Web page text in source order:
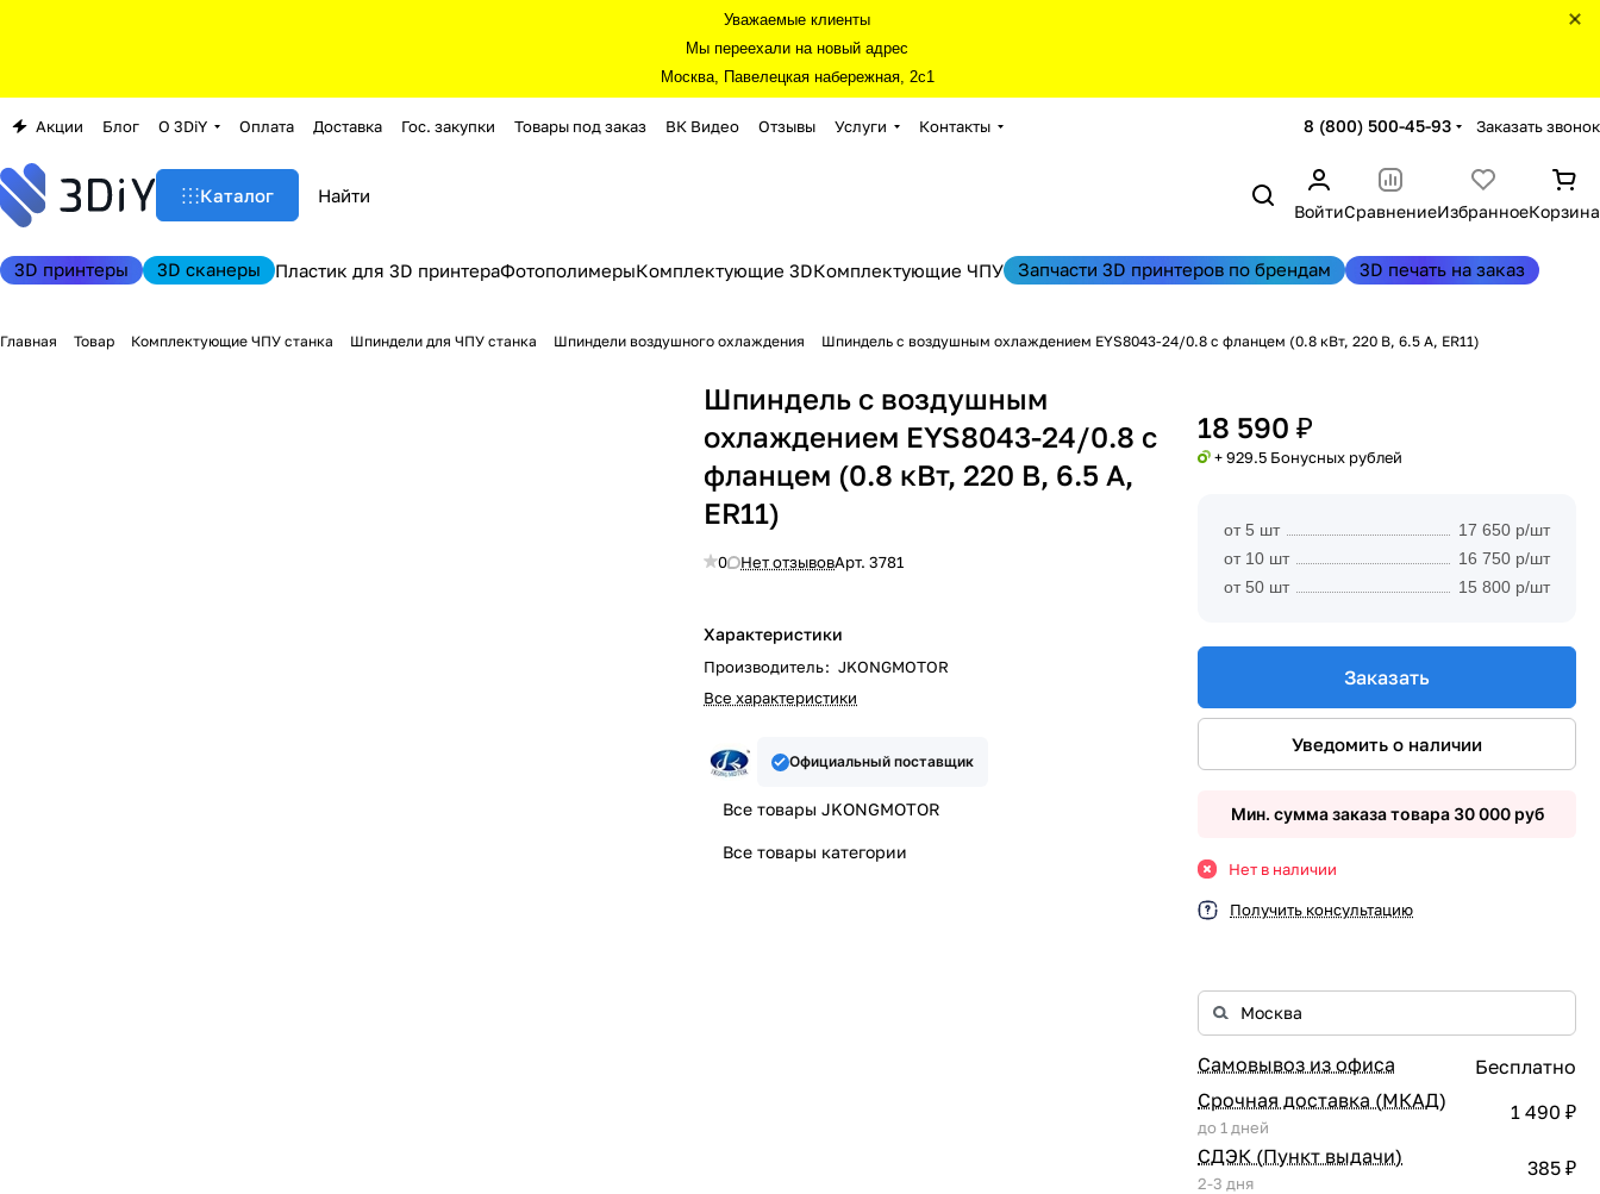
Уважаемые клиенты
Мы переехали на новый адрес
Москва, Павелецкая набережная, 2с1
Акции Блог О 3DiY Оплата Доставка Гос. закупки Товары под заказ ВК Видео Отзывы Услуги Контакты 8 (800) 500-45-93 Заказать звонок
Каталог
ВойтиСравнениеИзбранноеКорзина
3D принтеры 3D сканеры Пластик для 3D принтераФотополимерыКомплектующие 3DКомплектующие ЧПУ Запчасти 3D принтеров по брендам 3D печать на заказ
Главная Товар Комплектующие ЧПУ станка Шпиндели для ЧПУ станка Шпиндели воздушного охлаждения Шпиндель с воздушным охлаждением EYS8043-24/0.8 с фланцем (0.8 кВт, 220 В, 6.5 А, ER11)
Шпиндель с воздушным
охлаждением EYS8043-24/0.8 с
фланцем (0.8 кВт, 220 В, 6.5 А,
ER11)
0 Нет отзывовАрт.3781
Характеристики
Производитель: JKONGMOTOR
Все характеристики
Официальный поставщик
Все товары JKONGMOTOR
Все товары категории
18 590 ₽
+ 929.5 Бонусных рублей
от 5 шт
17 650 р/шт
от 10 шт
16 750 р/шт
от 50 шт
15 800 р/шт
Заказать
Уведомить о наличии
Мин. сумма заказа товара 30 000 руб
Нет в наличии
Получить консультацию
Самовывоз из офиса
Бесплатно
Срочная доставка (МКАД)
до 1 дней
1 490 ₽
СДЭК (Пункт выдачи)
2-3 дня
385 ₽